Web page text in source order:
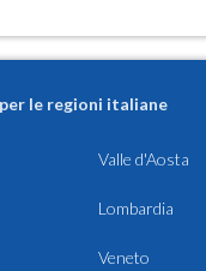
le regioni italiane
Valle d'Aosta
Lombardia
Veneto